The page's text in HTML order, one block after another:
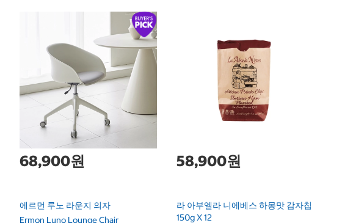
68,900원
에르먼 루노 라운지 의자
Ermon Luno Lounge Chair
58,900원
라 아부엘라 니에베스 하몽맛 감자칩
150g X 12